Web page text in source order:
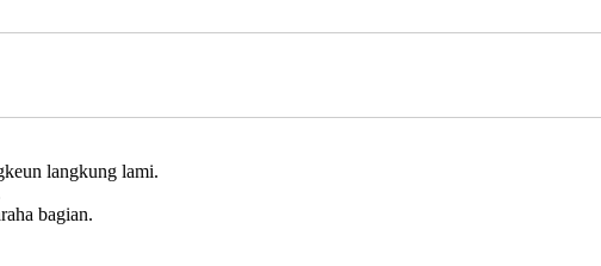
langkung lami.
bagian.